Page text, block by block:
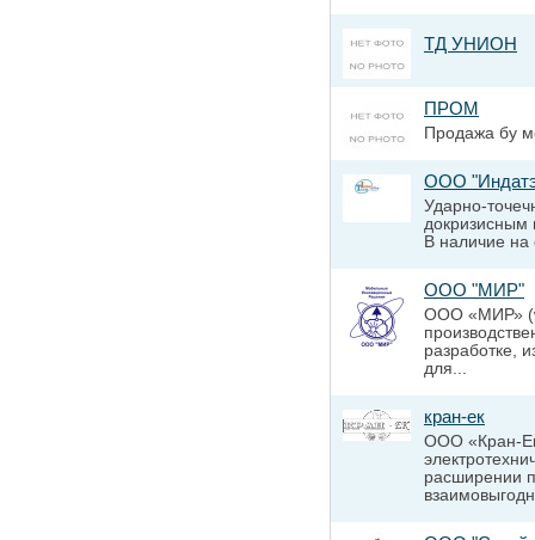
ТД УНИОН
ПРОМ
Продажа бу
ООО
Ударно-
В наличие на
ООО "МИР"
ООО «МИР»
разработке,
для...
кран-ек
ООО «Кран-
расширении